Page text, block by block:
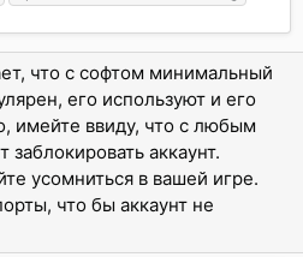
г
что с софтом минимальный
его используют и его
имейте ввиду, что с любым
аккаунт.
усомниться в вашей игре.
что бы аккаунт не